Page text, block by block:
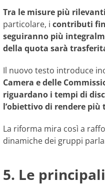
Tra le misure più
particolare, i contributi
seguiranno più
della quota sarà
Il nuovo testo introduce
Camera e delle
riguardano i tempi di
l’obiettivo di rendere
La riforma mira così a
dinamiche dei gruppi
5. Le